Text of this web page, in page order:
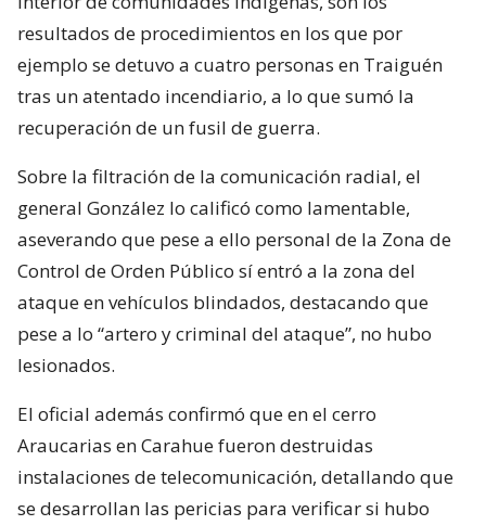
resultados de procedimientos en los que por
ejemplo se detuvo a cuatro personas en Traiguén
tras un atentado incendiario, a lo que sumó la
recuperación de un fusil de guerra.
Sobre la filtración de la comunicación radial, el
general González lo calificó como lamentable,
aseverando que pese a ello personal de la Zona de
Control de Orden Público sí entró a la zona del
ataque en vehículos blindados, destacando que
pese a lo “artero y criminal del ataque”, no hubo
lesionados.
El oficial además confirmó que en el cerro
Araucarias en Carahue fueron destruidas
instalaciones de telecomunicación, detallando que
se desarrollan las pericias para verificar si hubo